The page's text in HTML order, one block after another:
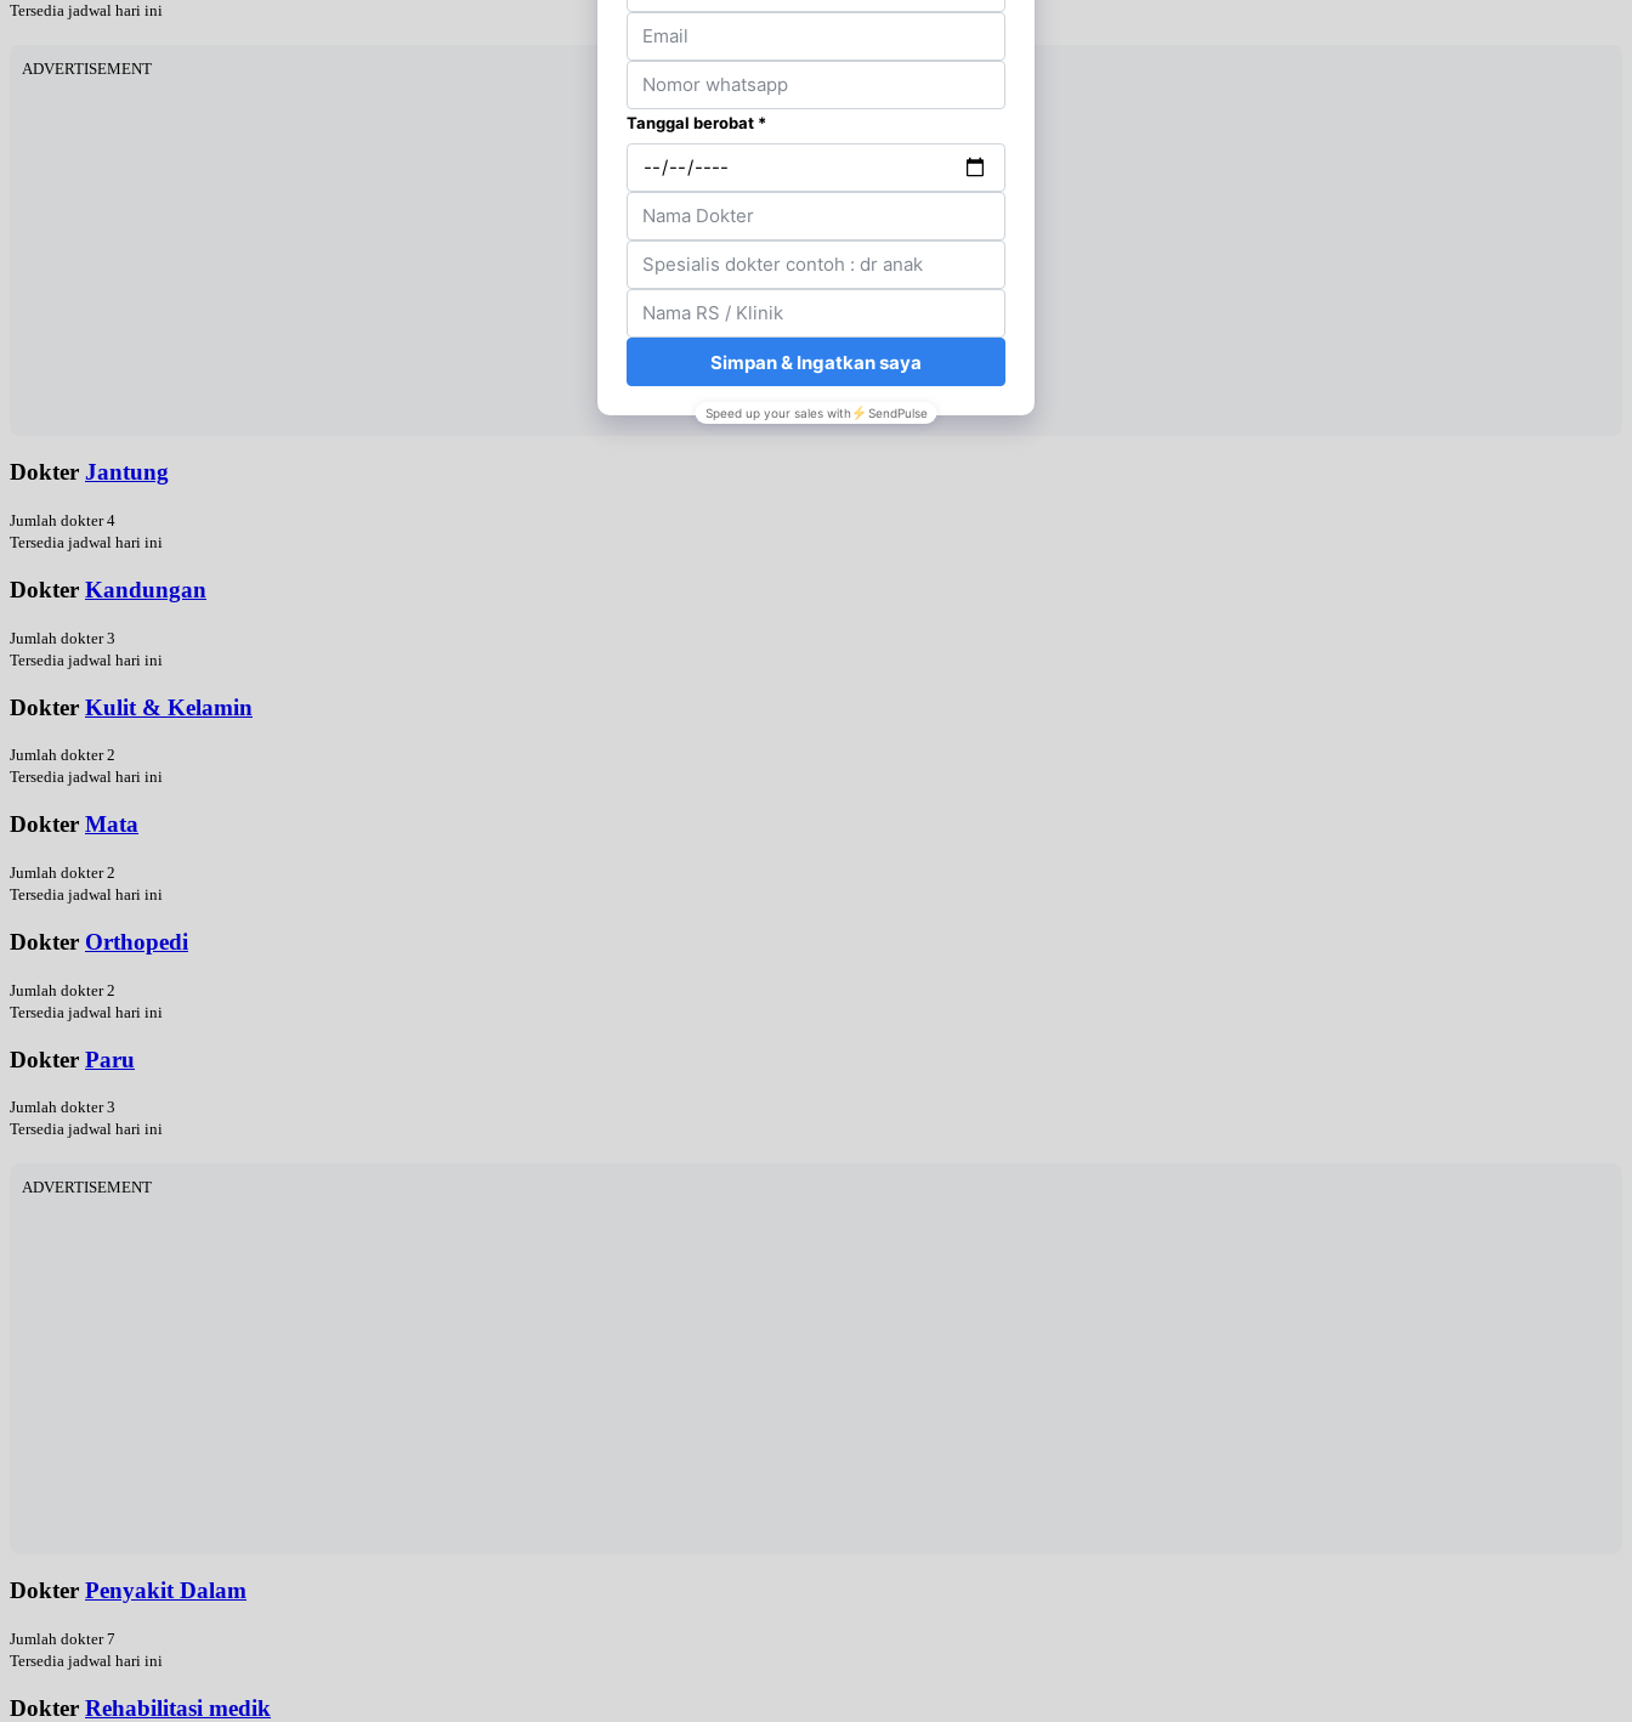
Tersedia jadwal hari ini
ADVERTISEMENT
Dokter Jantung
Jumlah dokter 4
Tersedia jadwal hari ini
Dokter Kandungan
Jumlah dokter 3
Tersedia jadwal hari ini
Dokter Kulit & Kelamin
Jumlah dokter 2
Tersedia jadwal hari ini
Dokter Mata
Jumlah dokter 2
Tersedia jadwal hari ini
Dokter Orthopedi
Jumlah dokter 2
Tersedia jadwal hari ini
Dokter Paru
Jumlah dokter 3
Tersedia jadwal hari ini
ADVERTISEMENT
Dokter Penyakit Dalam
Jumlah dokter 7
Tersedia jadwal hari ini
Dokter Rehabilitasi medik